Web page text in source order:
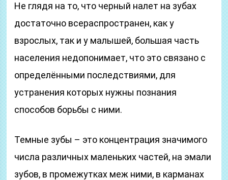
Не глядя на то, что черный налет на зубах
достаточно всераспространен, как у
взрослых, так и у малышей, большая часть
населения недопонимает, что это связано с
определёнными последствиями, для
устранения которых нужны познания
способов борьбы с ними.
Темные зубы – это концентрация значимого
числа различных маленьких частей, на эмали
зубов, в промежутках меж ними, в карманах